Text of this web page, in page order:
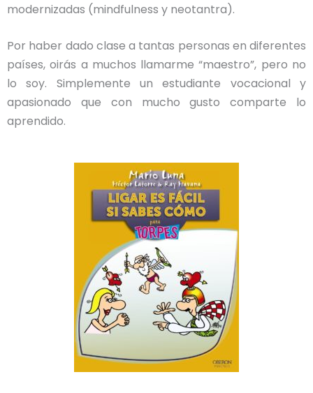
modernizadas (mindfulness y neotantra).
Por haber dado clase a tantas personas en diferentes
países, oirás a muchos llamarme “maestro”, pero no
lo soy. Simplemente un estudiante vocacional y
apasionado que con mucho gusto comparte lo
aprendido.